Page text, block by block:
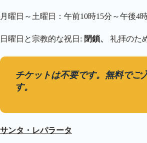
月曜日～土曜日：午前10時15分～午後4
日曜日と宗教的な祝日: 閉鎖、 礼拝のた
チケットは不要です。無料でご
す。
サンタ・レパラータ